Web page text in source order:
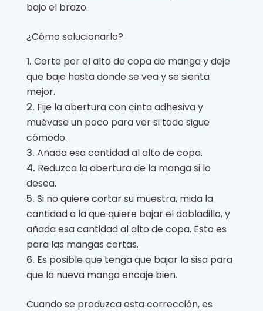
bajo el brazo.
¿Cómo solucionarlo?
Corte por el alto de copa de manga y deje
que baje hasta donde se vea y se sienta
mejor.
Fije la abertura con cinta adhesiva y
muévase un poco para ver si todo sigue
cómodo.
Añada esa cantidad al alto de copa.
Reduzca la abertura de la manga si lo
desea.
Si no quiere cortar su muestra, mida la
cantidad a la que quiere bajar el dobladillo, y
añada esa cantidad al alto de copa. Esto es
para las mangas cortas.
Es posible que tenga que bajar la sisa para
que la nueva manga encaje bien.
Cuando se produzca esta corrección, es